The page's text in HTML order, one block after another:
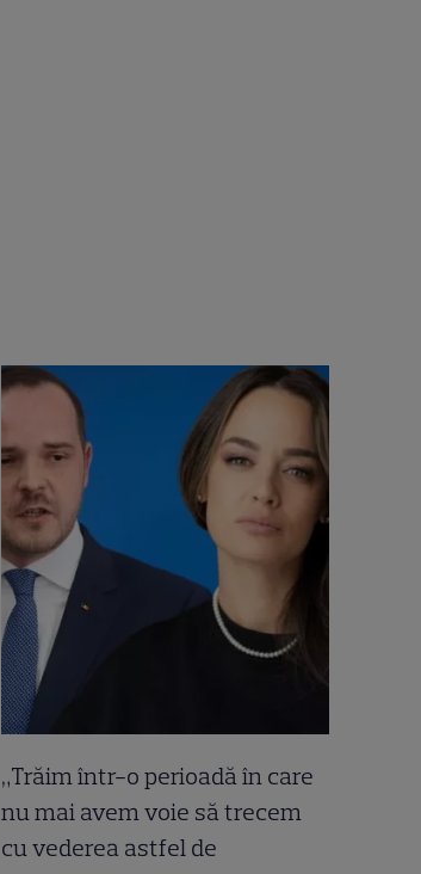
„Trăim într-o perioadă în care
nu mai avem voie să trecem
cu vederea astfel de